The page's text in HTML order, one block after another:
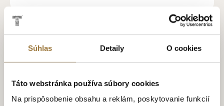
Súhlas Detaily O cookies
Táto webstránka používa súbory cookies
Na prispôsobenie obsahu a reklám, poskytovanie funkcií
MINI TATRATEA 37 % IBIŠTEK A ČERVENÝ ČAJ
1.99€